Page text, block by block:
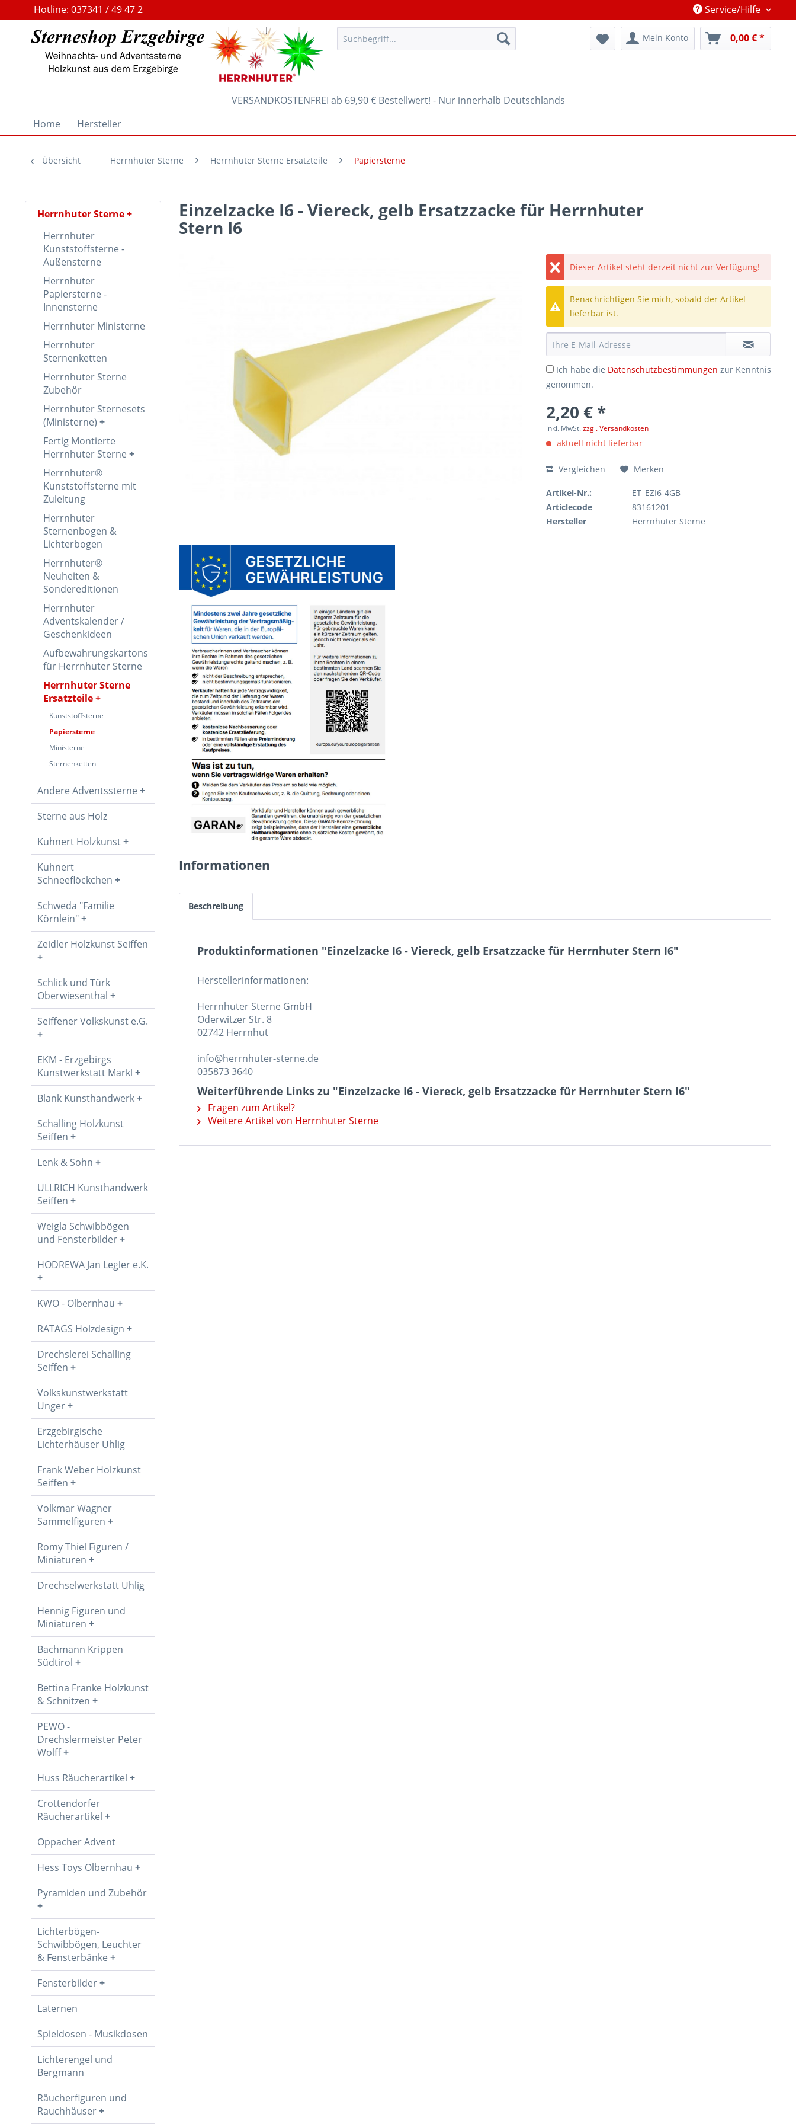
Hotline: 037341 / 49 47 2 Service/Hilfe
Mein Konto 0,00 € *
VERSANDKOSTENFREI ab 69,90 € Bestellwert! - Nur innerhalb Deutschlands
Home
Hersteller
Übersicht Herrnhuter Sterne Herrnhuter Sterne Ersatzteile Papiersterne
Herrnhuter Sterne
Herrnhuter
Kunststoffsterne -
Außensterne
Herrnhuter
Papiersterne -
Innensterne
Herrnhuter Ministerne
Herrnhuter
Sternenketten
Herrnhuter Sterne
Zubehör
Herrnhuter Sternesets
(Ministerne)
Fertig Montierte
Herrnhuter Sterne
Herrnhuter®
Kunststoffsterne mit
Zuleitung
Herrnhuter
Sternenbogen &
Lichterbogen
Herrnhuter®
Neuheiten &
Sondereditionen
Herrnhuter
Adventskalender /
Geschenkideen
Aufbewahrungskartons
für Herrnhuter Sterne
Herrnhuter Sterne
Ersatzteile
Kunststoffsterne
Papiersterne
Ministerne
Sternenketten
Andere Adventssterne
Sterne aus Holz
Kuhnert Holzkunst
Kuhnert
Schneeflöckchen
Schweda "Familie
Körnlein"
Zeidler Holzkunst Seiffen
Schlick und Türk
Oberwiesenthal
Seiffener Volkskunst e.G.
EKM - Erzgebirgs
Kunstwerkstatt Markl
Blank Kunsthandwerk
Schalling Holzkunst
Seiffen
Lenk & Sohn
ULLRICH Kunsthandwerk
Seiffen
Weigla Schwibbögen
und Fensterbilder
HODREWA Jan Legler e.K.
KWO - Olbernhau
RATAGS Holzdesign
Drechslerei Schalling
Seiffen
Volkskunstwerkstatt
Unger
Erzgebirgische
Lichterhäuser Uhlig
Frank Weber Holzkunst
Seiffen
Volkmar Wagner
Sammelfiguren
Romy Thiel Figuren /
Miniaturen
Drechselwerkstatt Uhlig
Hennig Figuren und
Miniaturen
Bachmann Krippen
Südtirol
Bettina Franke Holzkunst
& Schnitzen
PEWO -
Drechslermeister Peter
Wolff
Huss Räucherartikel
Crottendorfer
Räucherartikel
Oppacher Advent
Hess Toys Olbernhau
Pyramiden und Zubehör
Lichterbögen-
Schwibbögen, Leuchter
& Fensterbänke
Fensterbilder
Laternen
Spieldosen - Musikdosen
Lichterengel und
Bergmann
Räucherfiguren und
Rauchhäuser
Einzelzacke I6 - Viereck, gelb Ersatzzacke für Herrnhuter
Stern I6
Dieser Artikel steht derzeit nicht zur Verfügung!
Benachrichtigen Sie mich, sobald der Artikel
lieferbar ist.
Ich habe die Datenschutzbestimmungen zur Kenntnis
genommen.
2,20 € *
inkl. MwSt.zzgl. Versandkosten
aktuell nicht lieferbar
Vergleichen Merken
Artikel-Nr.:
ET_EZI6-4GB
Articlecode
83161201
Hersteller
Herrnhuter Sterne
Informationen
Beschreibung
Produktinformationen "Einzelzacke I6 - Viereck, gelb Ersatzzacke für Herrnhuter Stern I6"
Herstellerinformationen:
Herrnhuter Sterne GmbH
Oderwitzer Str. 8
02742 Herrnhut
info@herrnhuter-sterne.de
035873 3640
Weiterführende Links zu "Einzelzacke I6 - Viereck, gelb Ersatzzacke für Herrnhuter Stern I6"
Fragen zum Artikel?
Weitere Artikel von Herrnhuter Sterne